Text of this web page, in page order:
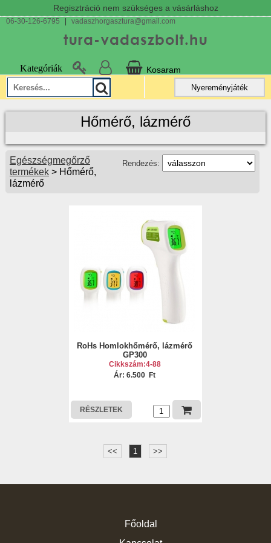
Regisztráció nem szükséges a vásárláshoz
06-30-126-6795 vadaszhorgasztura@gmail.com
Kategóriák Kosaram
Nyereményjáték
Hőmérő, lázmérő
Rendezés:
Egészségmegőrző
termékek> Hőmérő,
lázmérő
RoHs Homlokhőmérő, lázmérő
GP300
Cikkszám:4-88
Ár: 6.500 Ft
RÉSZLETEK
<< 1 >>
Főoldal